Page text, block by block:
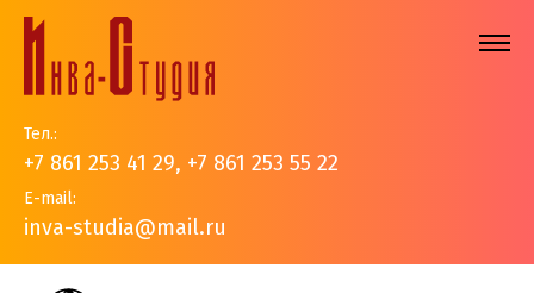
Тел.:
+7 861 253 41 29, +7 861 253 55 22
E-mail:
inva-studia@mail.ru
На главную > Положение о защите персональных данных